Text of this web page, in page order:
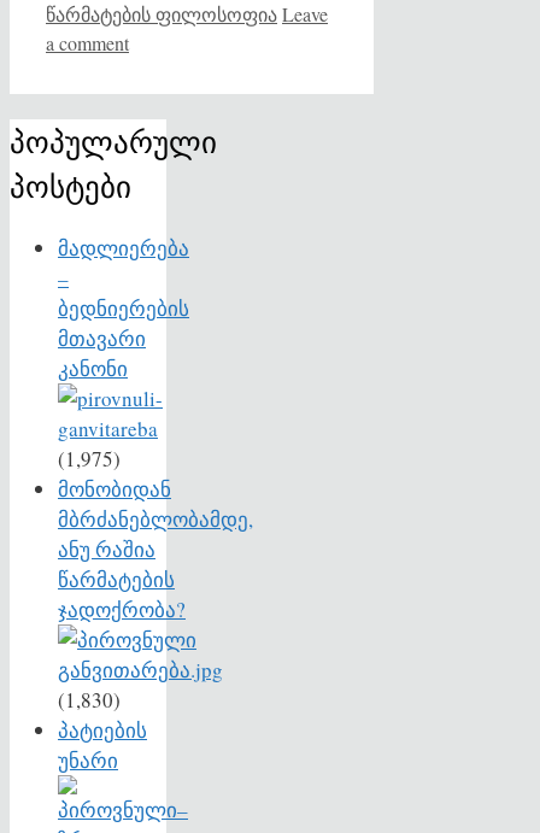
წარმატების ფილოსოფიაLeave
a comment
პოპულარული
პოსტები
მადლიერება
–
ბედნიერების
მთავარი
კანონი
(1,975)
მონობიდან
მბრძანებლობამდე,
ანუ რაშია
წარმატების
ჯადოქრობა?
(1,830)
პატიების
უნარი